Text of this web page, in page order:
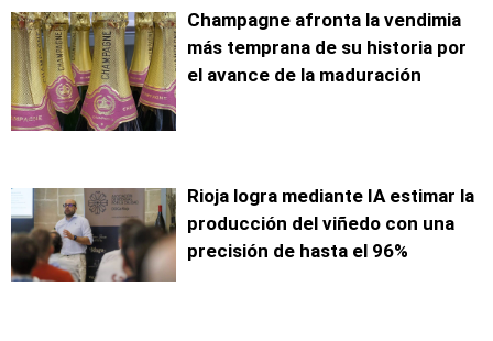
Champagne afronta la vendimia
más temprana de su historia por
el avance de la maduración
Rioja logra mediante IA estimar la
producción del viñedo con una
precisión de hasta el 96%